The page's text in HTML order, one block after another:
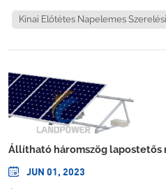
Kínai Előtétes Napelemes
Állítható háromszög lapostetős
JUN 01, 2023